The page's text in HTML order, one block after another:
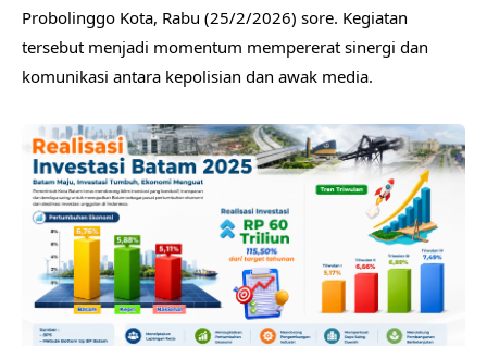
Probolinggo Kota, Rabu (25/2/2026) sore. Kegiatan
tersebut menjadi momentum mempererat sinergi dan
komunikasi antara kepolisian dan awak media.